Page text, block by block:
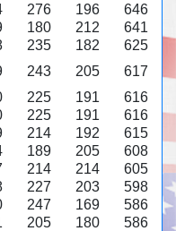
276 196
646
180 212
641
235 182
625
243 205
617
225 191
616
225 191
616
214 192
615
189 205
608
214 214
605
227 203
598
247 169
586
205 180
586